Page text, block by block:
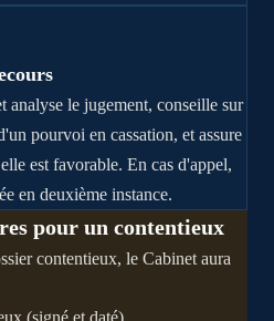
analyse le jugement, conseille sur
pourvoi en cassation, et assure
est favorable. En cas d'appel,
en deuxième instance.
pour un contentieux
contentieux, le Cabinet aura
(signé et daté)